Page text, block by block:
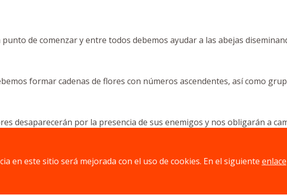
de comenzar y entre todos debemos ayudar a las abejas
formar cadenas de flores con números ascendentes, así como
desaparecerán por la presencia de sus enemigos y nos obligarán a
en este sitio será mejorada con el uso de cookies. En el siguiente enlace